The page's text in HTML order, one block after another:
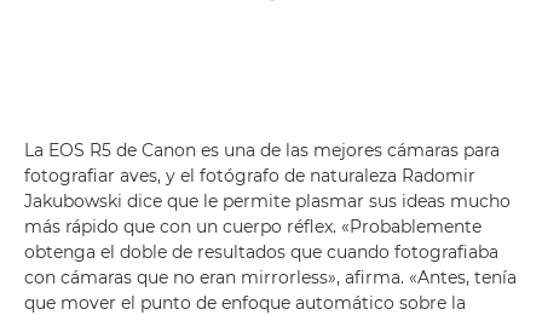
La EOS R5 de Canon es una de las mejores cámaras para
fotografiar aves, y el fotógrafo de naturaleza Radomir
Jakubowski dice que le permite plasmar sus ideas mucho
más rápido que con un cuerpo réflex. «Probablemente
obtenga el doble de resultados que cuando fotografiaba
con cámaras que no eran mirrorless», afirma. «Antes, tenía
que mover el punto de enfoque automático sobre la